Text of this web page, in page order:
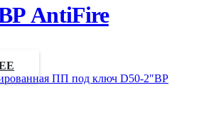
AntiFire